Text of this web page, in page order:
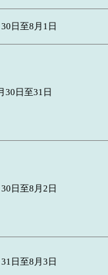
日至8月1日
30日至31日
日至8月2日
日至8月3日